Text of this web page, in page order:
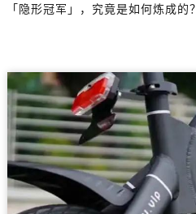
「隐形冠军」，究竟是如何炼成的？